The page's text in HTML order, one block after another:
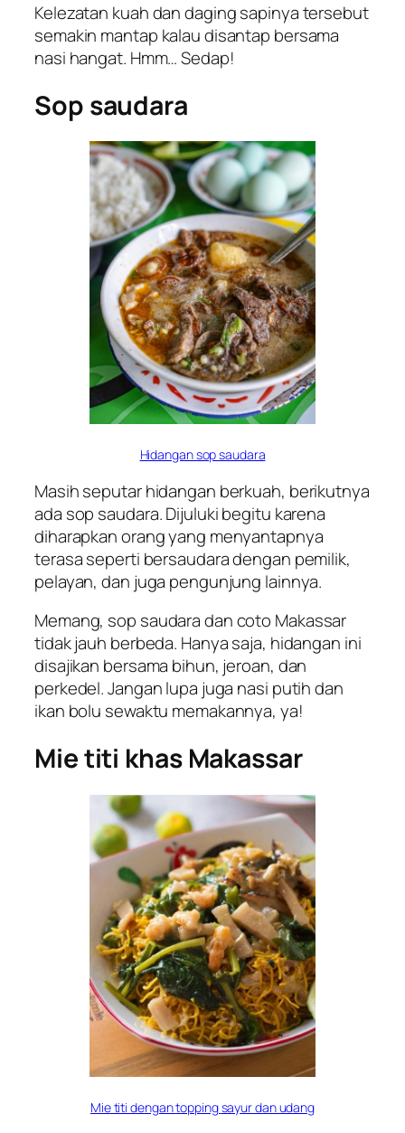
Kelezatan kuah dan daging sapinya tersebut
semakin mantap kalau disantap bersama
nasi hangat. Hmm… Sedap!
Sop saudara
Hidangan sop saudara
Masih seputar hidangan berkuah, berikutnya
ada sop saudara. Dijuluki begitu karena
diharapkan orang yang menyantapnya
terasa seperti bersaudara dengan pemilik,
pelayan, dan juga pengunjung lainnya.
Memang, sop saudara dan coto Makassar
tidak jauh berbeda. Hanya saja, hidangan ini
disajikan bersama bihun, jeroan, dan
perkedel. Jangan lupa juga nasi putih dan
ikan bolu sewaktu memakannya, ya!
Mie titi khas Makassar
Mie titi dengantoppingsayur dan udang